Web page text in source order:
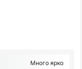
Много ярко